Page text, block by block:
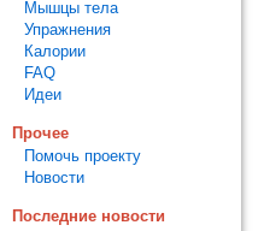
Мышцы тела
Упражнения
Калории
FAQ
Идеи
Прочее
Помочь проекту
Новости
Последние новости